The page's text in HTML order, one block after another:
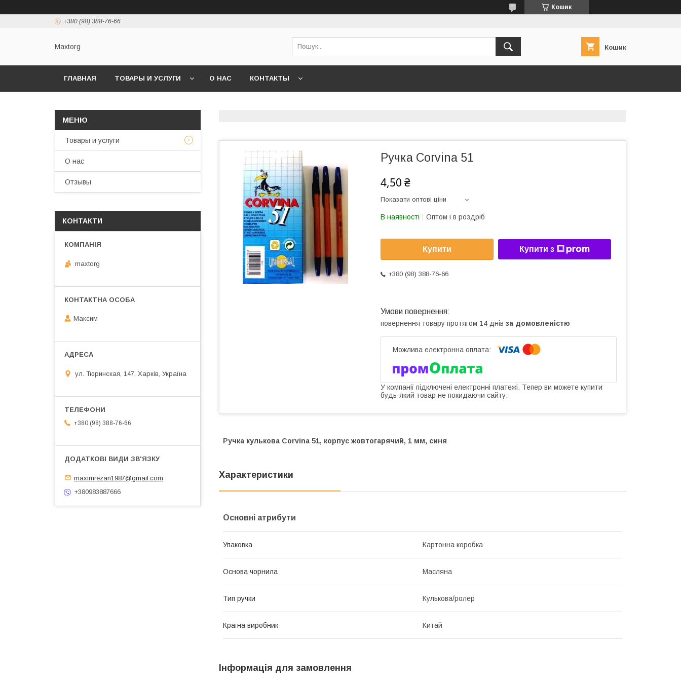
Кошик
+380 (98) 388-76-66
Maxtorg Кошик
ГЛАВНАЯ ТОВАРЫ И УСЛУГИ О НАС КОНТАКТЫ
Ручка Corvina 51
4,50 ₴
Показати оптові ціни
В наявності Оптом і в роздріб
Купити Купити з
+380 (98) 388-76-66
повернення товару протягом 14 днів за домовленістю
У компанії підключені електронні платежі. Тепер ви можете купити
будь-який товар не покидаючи сайту.
Ручка кулькова Corvina 51, корпус жовтогарячий, 1 мм, синя
Характеристики
Основні атрибути
Упаковка Картонна коробка
Основа чорнила Масляна
Тип ручки Кулькова/ролер
Країна виробник Китай
Інформація для замовлення
Товары и услуги
О нас
Отзывы
КОНТАКТИ
maxtorg
Максим
ул. Тюринская, 147, Харків, Україна
+380 (98) 388-76-66
maximrezan1987@gmail.com
+380983887666